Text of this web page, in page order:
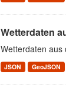
Wetterdaten
Wetterdaten aus
JSON GeoJSON